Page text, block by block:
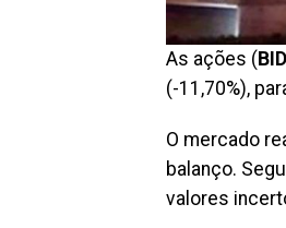
As ações (
(-11,70%),
O mercado
balanço.
valores